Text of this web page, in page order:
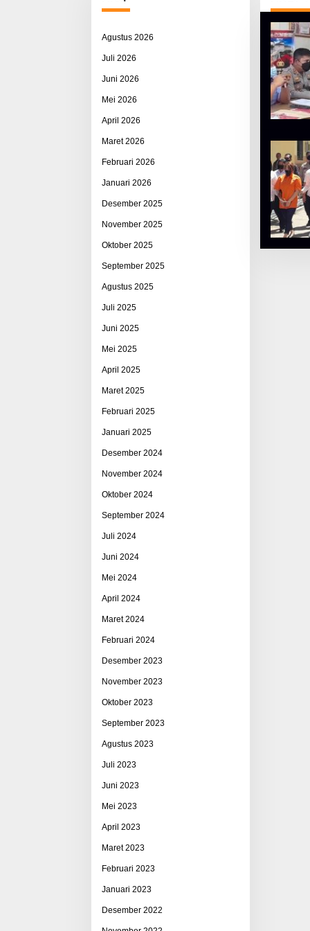
Agustus 2026
Juli 2026
Juni 2026
Mei 2026
April 2026
Maret 2026
Februari 2026
Januari 2026
Desember 2025
November 2025
Oktober 2025
September 2025
Agustus 2025
Juli 2025
Juni 2025
Mei 2025
April 2025
Maret 2025
Februari 2025
Januari 2025
Desember 2024
November 2024
Oktober 2024
September 2024
Juli 2024
Juni 2024
Mei 2024
April 2024
Maret 2024
Februari 2024
Desember 2023
November 2023
Oktober 2023
September 2023
Agustus 2023
Juli 2023
Juni 2023
Mei 2023
April 2023
Maret 2023
Februari 2023
Januari 2023
Desember 2022